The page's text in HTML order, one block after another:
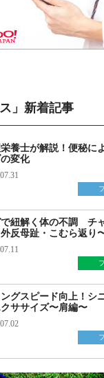
」新着記事
養士が解説！便秘に
変化
で紐解く体の不調 チ
反母趾・こむら返り
ングスピード向上！シ
ササイズ〜肩編〜